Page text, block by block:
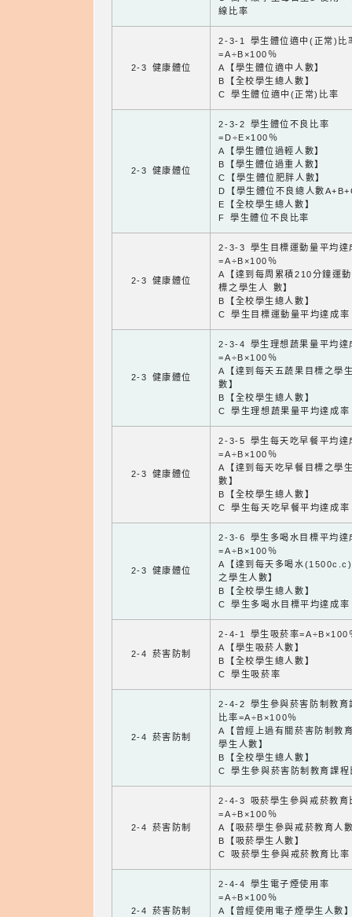
線比率
2-3 健康體位
2-3-1 學生體位適中(正常)比
=A÷B×100％
A【學生體位適中人數】
B【全校學生總人數】
C 學生體位適中(正常)比率
2-3 健康體位
2-3-2 學生體位不良比率
=D÷E×100％
A【學生體位過輕人數】
B【學生體位過重人數】
C【學生體位肥胖人數】
D【學生體位不良總人數
E【全校學生總人數】
F 學生體位不良比率
2-3 健康體位
2-3-3 學生目標運動量平均達
=A÷B×100％
A【達到每周累積210分鐘運
標之學生人 數】
B【全校學生總人數】
C 學生目標運動量平均達成率
2-3 健康體位
2-3-4 學生理想蔬果量平均達
=A÷B×100％
A【達到每天五蔬果目標之學
數】
B【全校學生總人數】
C 學生理想蔬果量平均達成率
2-3 健康體位
2-3-5 學生每天吃早餐平均達
=A÷B×100％
A【達到每天吃早餐目標之學
數】
B【全校學生總人數】
C 學生每天吃早餐平均達成率
2-3 健康體位
2-3-6 學生多喝水目標平均達
=A÷B×100％
A【達到每天多喝水
之學生人數】
B【全校學生總人數】
C 學生多喝水目標平均達成率
2-4 菸害防制
2-4-1 學生吸菸率=A÷B×100
A【學生吸菸人數】
B【全校學生總人數】
C 學生吸菸率
2-4 菸害防制
2-4-2 學生參與菸害防制教育
比率=A÷B×100％
A【曾經上過有關菸害防制教
學生人數】
B【全校學生總人數】
C 學生參與菸害防制教育課程
2-4 菸害防制
2-4-3 吸菸學生參與戒菸教育
=A÷B×100％
A【吸菸學生參與戒菸教育人
B【吸菸學生人數】
C 吸菸學生參與戒菸教育比率
2-4 菸害防制
2-4-4 學生電子煙使用率
=A÷B×100％
A【曾經使用電子煙學生人數